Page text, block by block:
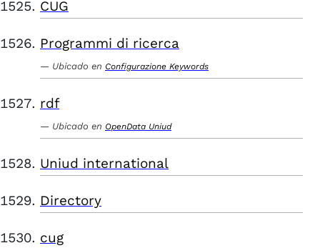
CUG
Programmi di ricerca
Ubicado en Configurazione Keywords
rdf
Ubicado en OpenData Uniud
Uniud international
Directory
cug